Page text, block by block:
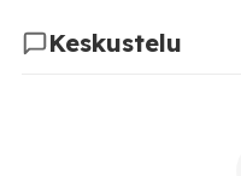
Keskustelu